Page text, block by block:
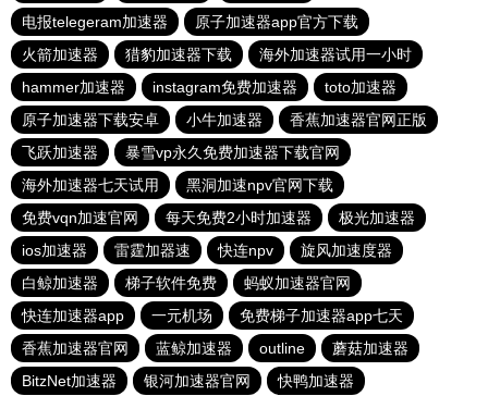
电报telegeram加速器
原子加速器app官方下载
火箭加速器
猎豹加速器下载
海外加速器试用一小时
hammer加速器
instagram免费加速器
toto加速器
原子加速器下载安卓
小牛加速器
香蕉加速器官网正版
飞跃加速器
暴雪vp永久免费加速器下载官网
海外加速器七天试用
黑洞加速npv官网下载
免费vqn加速官网
每天免费2小时加速器
极光加速器
ios加速器
雷霆加器速 快连npv
旋风加速度器
白鲸加速器
梯子软件免费
蚂蚁加速器官网
快连加速器app
一元机场
免费梯子加速器app七天
香蕉加速器官网
蓝鲸加速器 outline
蘑菇加速器
BitzNet加速器
银河加速器官网 快鸭加速器